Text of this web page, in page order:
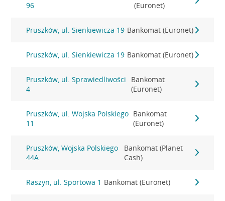
96
(Euronet)
Pruszków, ul. Sienkiewicza 19 Bankomat (Euronet)
Pruszków, ul. Sienkiewicza 19 Bankomat (Euronet)
Pruszków, ul. Sprawiedliwości
4
Bankomat
(Euronet)
Pruszków, ul. Wojska Polskiego
11
Bankomat
(Euronet)
Pruszków, Wojska Polskiego
44A
Bankomat (Planet
Cash)
Raszyn, ul. Sportowa 1 Bankomat (Euronet)